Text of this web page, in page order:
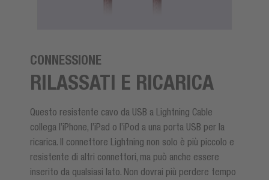
CONNESSIONE
RILASSATI E RICARICA
Questo resistente cavo da USB a Lightning Cable
collega l’iPhone, l’iPad o l’iPod a una porta USB per la
ricarica. Il connettore Lightning non solo è più piccolo e
resistente di altri connettori, ma può anche essere
inserito da qualsiasi lato. Non dovrai più perdere tempo